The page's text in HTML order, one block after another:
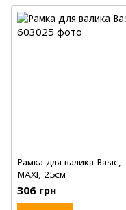
Рамка для валика Basic,
MAXI, 25см
306 грн